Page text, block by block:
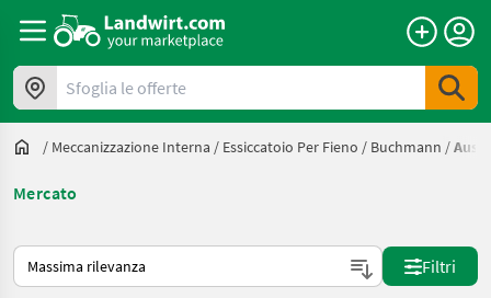
Sfoglia le offerte
/ Meccanizzazione Interna / Essiccatoio Per Fieno / Buchmann /
Mercato
Ecco come viene ordinato su Landwirt.com
Filtri